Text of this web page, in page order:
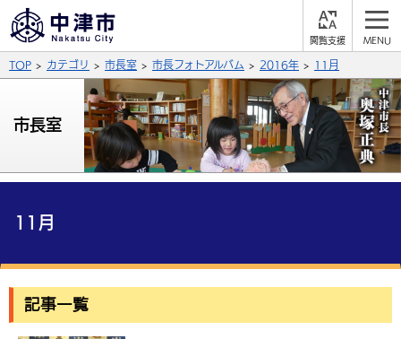
支
ふりがなをつける
背景色
青
文字の大きさ
拡大 標準 縮小
サイト内検索
くらしの情報
届出・登録・証明
事業者の方へ
TOP カテゴリ 市長室 市長フォトアルバム 2016年 11月
市長室
11月
記事一覧